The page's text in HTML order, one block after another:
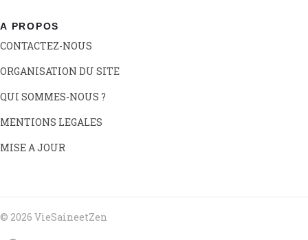
A PROPOS
CONTACTEZ-NOUS
ORGANISATION DU SITE
QUI SOMMES-NOUS ?
MENTIONS LEGALES
MISE A JOUR
© 2026 VieSaineetZen